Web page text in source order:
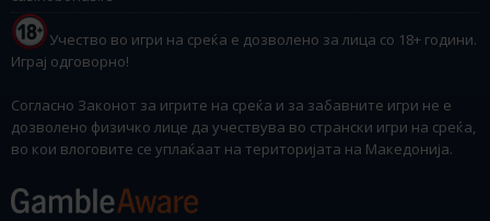
Учество во игри на среќа е дозволено за лица со 18+ години.
Играј одговорно!
Согласно Законот за игрите на среќа и за забавните игри не е
дозволено физичко лице да учествува во странски игри на среќа,
во кои влоговите се уплаќаат на територијата на Македонија.